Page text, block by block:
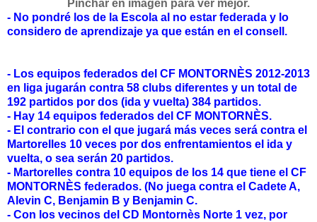
Pinchar en imágen para ver mejor.
- No pondré los de la Escola al no estar federada y lo
considero de aprendizaje ya que están en el consell.
- Los equipos federados del CF MONTORNÈS 2012-2013
en liga jugarán contra 58 clubs diferentes y un total de
192 partidos por dos (ida y vuelta) 384 partidos.
- Hay 14 equipos federados del CF MONTORNÈS.
- El contrario con el que jugará más veces será contra el
Martorelles 10 veces por dos enfrentamientos el ida y
vuelta, o sea serán 20 partidos.
- Martorelles contra 10 equipos de los 14 que tiene el CF
MONTORNÈS federados. (No juega contra el Cadete A,
Alevin C, Benjamin B y Benjamin C.
- Con los vecinos del CD Montornès Norte 1 vez, por